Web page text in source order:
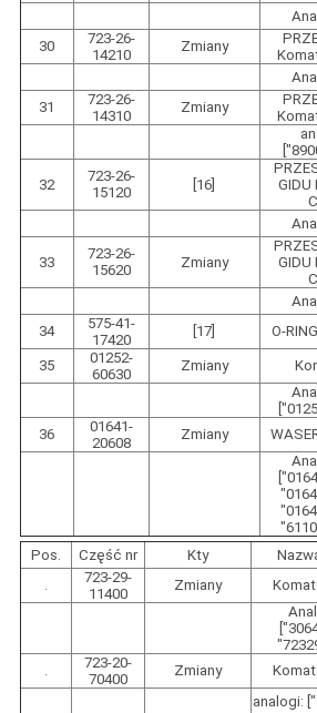
30
723-26-
14210
Zmiany
31
723-26-
14310
Zmiany
32
723-26-
15120
[16]
GIDU
33
723-26-
15620
Zmiany
GIDU
34
575-41-
17420
[17] O-
35
01252-
60630
Zmiany
36
01641-
20608
Zmiany
Pos.
Część nr Kty
723-29-
11400
Zmiany
723-20-
70400
Zmiany
analogi: